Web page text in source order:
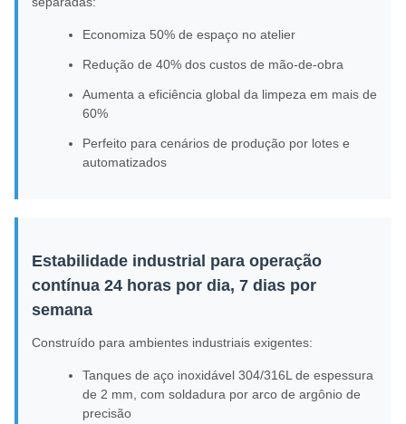
Economiza 50% de espaço no atelier
Redução de 40% dos custos de mão-de-obra
Aumenta a eficiência global da limpeza em mais de
60%
Perfeito para cenários de produção por lotes e
automatizados
Estabilidade industrial para operação
contínua 24 horas por dia, 7 dias por
semana
Construído para ambientes industriais exigentes:
Tanques de aço inoxidável 304/316L de espessura
de 2 mm, com soldadura por arco de argônio de
precisão